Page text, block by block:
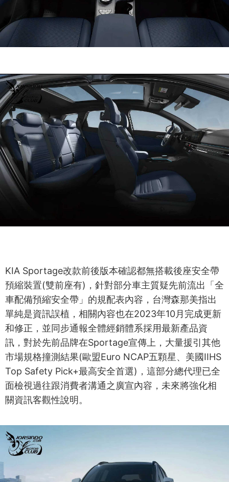
KIA Sportage改款前後版本確認都無搭載後座安全帶
預縮裝置(雙前座有)，針對部分車主質疑先前流出「全
車配備預縮安全帶」的規配表內容，台灣森那美指出
單純是資訊誤植，相關內容也在2023年10月完成更新
和修正，並同步通報全體經銷體系採用最新產品資
訊，對於先前品牌在Sportage宣傳上，大量援引其他
市場規格撞測結果(歐盟Euro NCAP五顆星、美國IIHS
Top Safety Pick+最高安全首選)，這部分總代理已全
面檢視過往跟消費者溝通之廣宣內容，未來將強化相
關資訊客觀性說明。